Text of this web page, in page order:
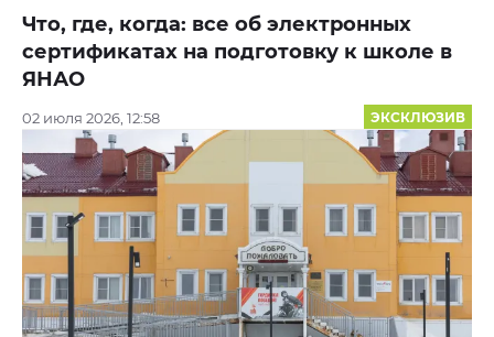
Что, где, когда: все об электронных
сертификатах на подготовку к школе в
ЯНАО
02 июля 2026, 12:58 ЭКСКЛЮЗИВ